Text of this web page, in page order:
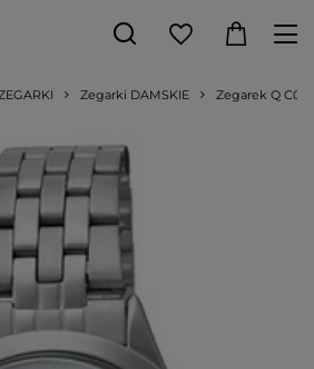
Zegarki DAMSKIE Zegarek Q